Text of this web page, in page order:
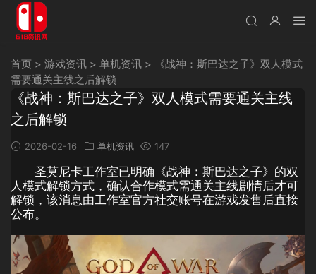
首页 > 游戏资讯 > 单机资讯 >
《战神：斯巴达之子》双人模式
需要通关主线之后解锁
《战神：斯巴达之子》双人模式需要通关主线
之后解锁
2026-02-16 单机资讯 147
圣莫尼卡工作室已明确《战神：斯巴达之子》的双
人模式解锁方式，确认合作模式需通关主线剧情后才可
解锁，该消息由工作室官方社交账号在游戏发售后直接
公布。